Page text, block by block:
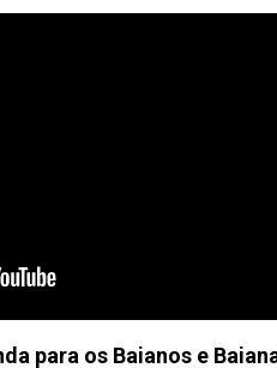
para os Baianos e